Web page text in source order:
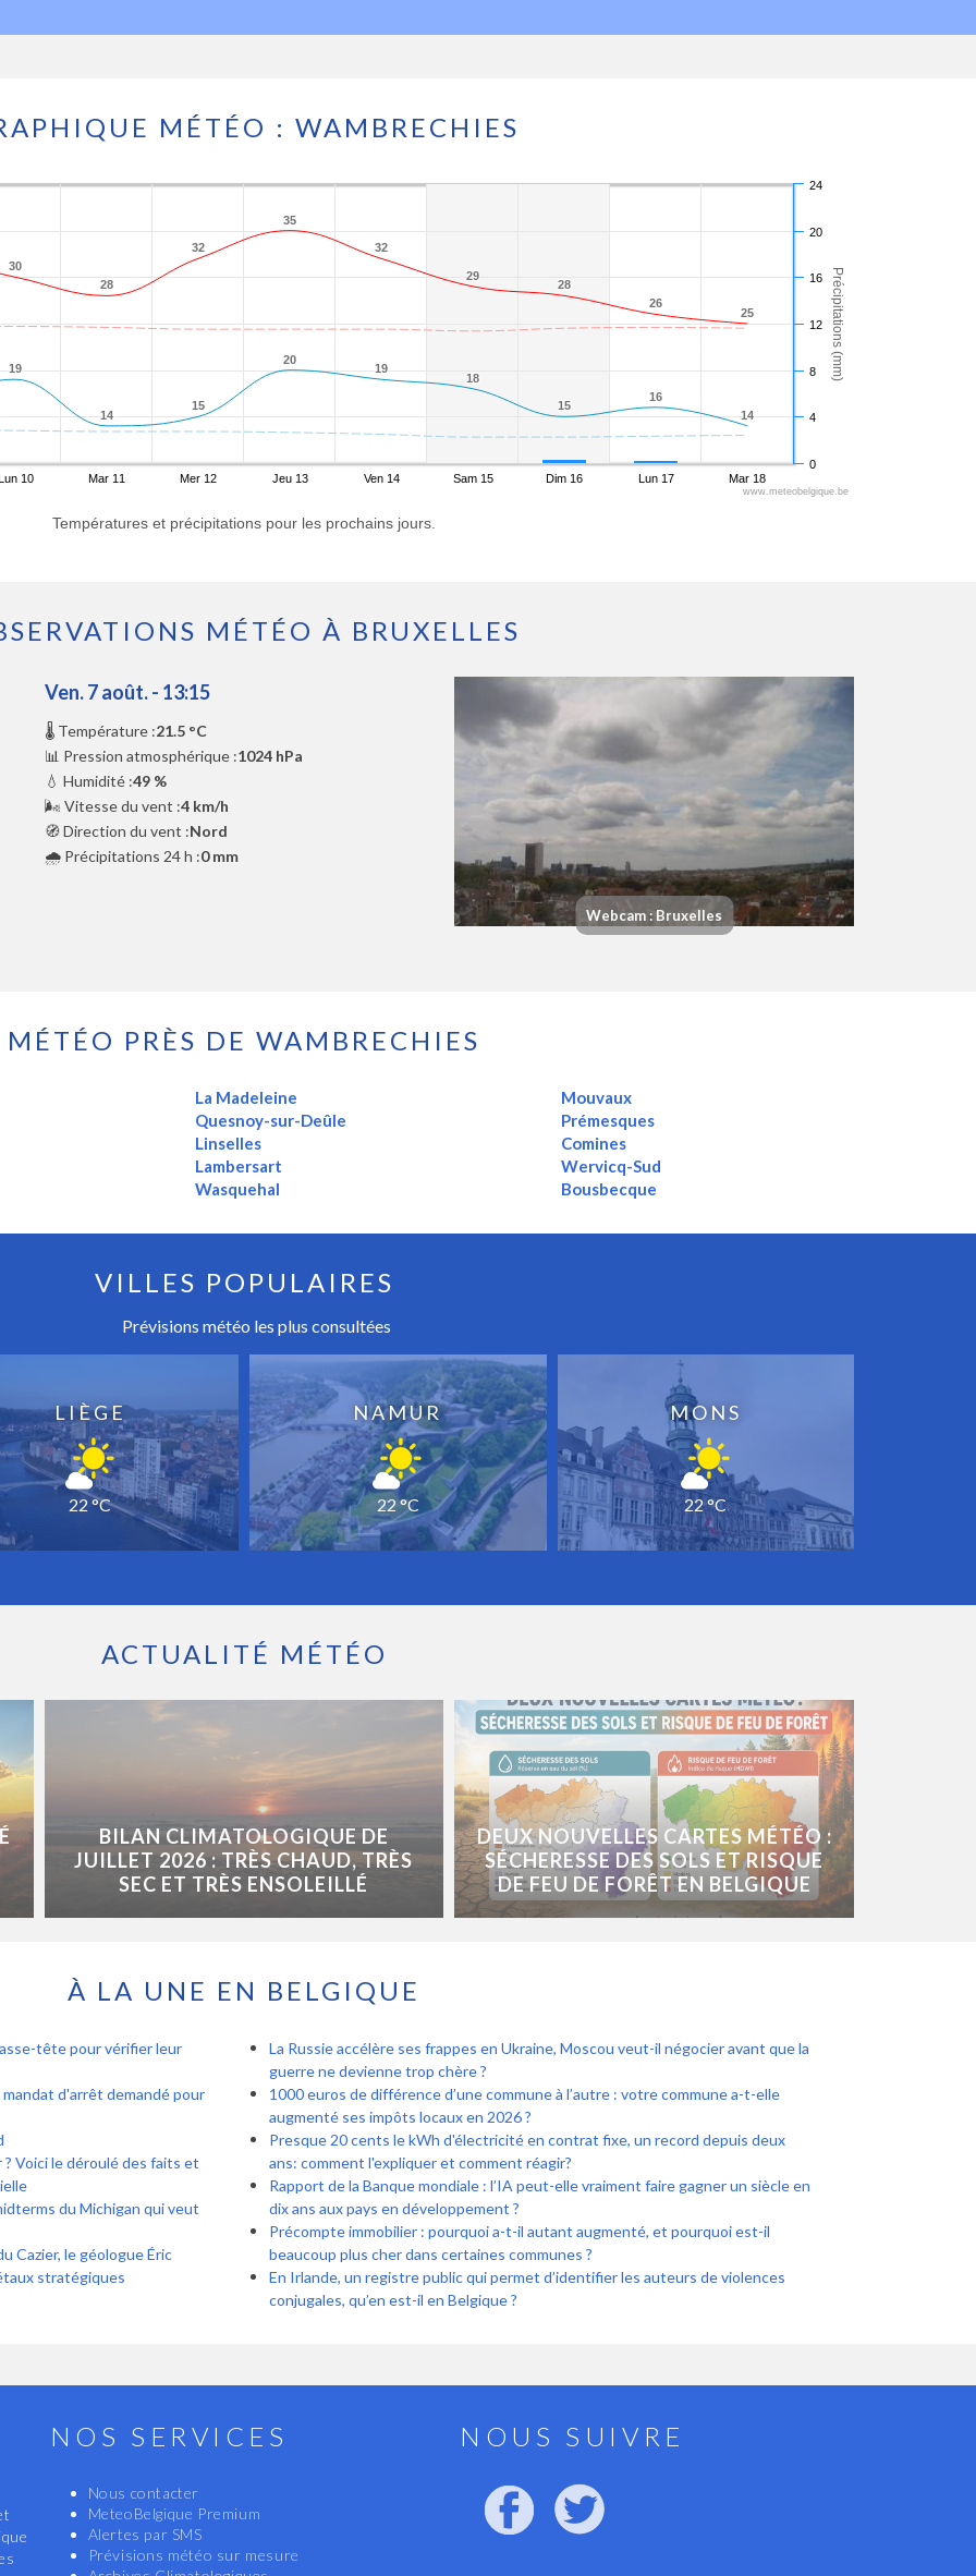
MÉTÉO : WAMBRECHIES
Précipitations (mm)
30
30
28
28
32
32
35
35
32
32
29
29
28
28
26
26
25
25
19
19
14
14
15
15
20
20
19
19
18
18
15
15
16
16
14
14
10 Mar 11 Mer 12 Jeu 13 Ven 14 Sam 15 Dim 16 Lun 17 Mar 18
0
4
8
12
16
20
24
www.meteobelgique.be
Températures et précipitations pour les prochains jours.
MÉTÉO À BRUXELLES
Ven. 7 août. - 13:15
🌡️ Température :21.5 °C
📊 Pression atmosphérique :1024 hPa
💧 Humidité :49 %
🌬️ Vitesse du vent :4 km/h
🧭 Direction du vent :Nord
🌧️ Précipitations 24 h :0 mm
Webcam : Bruxelles
MÉTÉO PRÈS DE WAMBRECHIES
La Madeleine
Quesnoy-sur-Deûle
Linselles
Lambersart
Wasquehal
Mouvaux
Prémesques
Comines
Wervicq-Sud
Bousbecque
VILLES POPULAIRES
Prévisions météo les plus consultées
LIÈGE
22 °C
NAMUR
22 °C
MONS
22 °C
ACTUALITÉ MÉTÉO
BILAN CLIMATOLOGIQUE DE
JUILLET 2026 : TRÈS CHAUD, TRÈS
SEC ET TRÈS ENSOLEILLÉ
DEUX NOUVELLES CARTES MÉTÉO :
SÉCHERESSE DES SOLS ET RISQUE
DE FEU DE FORÊT EN BELGIQUE
À LA UNE EN BELGIQUE
tête pour vérifier leur
d'arrêt demandé pour
? Voici le déroulé des faits et
du Michigan qui veut
Cazier, le géologue Éric
stratégiques
La Russie accélère ses frappes en Ukraine, Moscou veut-il négocier avant que la
guerre ne devienne trop chère ?
1000 euros de différence d’une commune à l’autre : votre commune a-t-elle
augmenté ses impôts locaux en 2026 ?
Presque 20 cents le kWh d'électricité en contrat fixe, un record depuis deux
ans: comment l'expliquer et comment réagir?
Rapport de la Banque mondiale : l’IA peut-elle vraiment faire gagner un siècle en
dix ans aux pays en développement ?
Précompte immobilier : pourquoi a-t-il autant augmenté, et pourquoi est-il
beaucoup plus cher dans certaines communes ?
En Irlande, un registre public qui permet d’identifier les auteurs de violences
conjugales, qu’en est-il en Belgique ?
NOS SERVICES
Nous contacter
MeteoBelgique Premium
Alertes par SMS
Prévisions météo sur mesure
NOUS SUIVRE